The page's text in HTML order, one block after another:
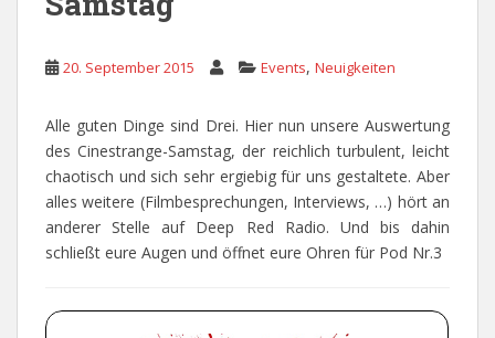
20. September 2015 Events, Neuigkeiten
Alle guten Dinge sind Drei. Hier nun unsere Auswertung
des Cinestrange-Samstag, der reichlich turbulent, leicht
chaotisch und sich sehr ergiebig für uns gestaltete. Aber
alles weitere (Filmbesprechungen, Interviews, …) hört an
anderer Stelle auf Deep Red Radio. Und bis dahin
schließt eure Augen und öffnet eure Ohren für Pod Nr.3